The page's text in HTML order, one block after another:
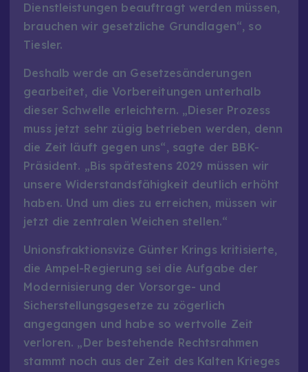
Dienstleistungen beauftragt werden müssen,
brauchen wir gesetzliche Grundlagen“, so
Tiesler.
Deshalb werde an Gesetzesänderungen
gearbeitet, die Vorbereitungen unterhalb
dieser Schwelle erleichtern. „Dieser Prozess
muss jetzt sehr zügig betrieben werden, denn
die Zeit läuft gegen uns“, sagte der BBK-
Präsident. „Bis spätestens 2029 müssen wir
unsere Widerstandsfähigkeit deutlich erhöht
haben. Und um dies zu erreichen, müssen wir
jetzt die zentralen Weichen stellen.“
Unionsfraktionsvize Günter Krings kritisierte,
die Ampel-Regierung sei die Aufgabe der
Modernisierung der Vorsorge- und
Sicherstellungsgesetze zu zögerlich
angegangen und habe so wertvolle Zeit
verloren. „Der bestehende Rechtsrahmen
stammt noch aus der Zeit des Kalten Krieges